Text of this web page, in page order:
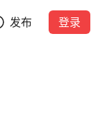
发布 登录